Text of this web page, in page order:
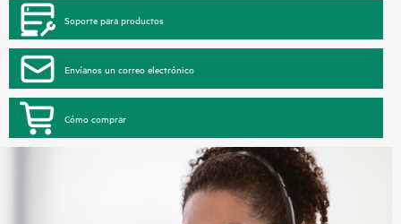
Soporte para productos
Envíanos un correo electrónico
Cómo comprar